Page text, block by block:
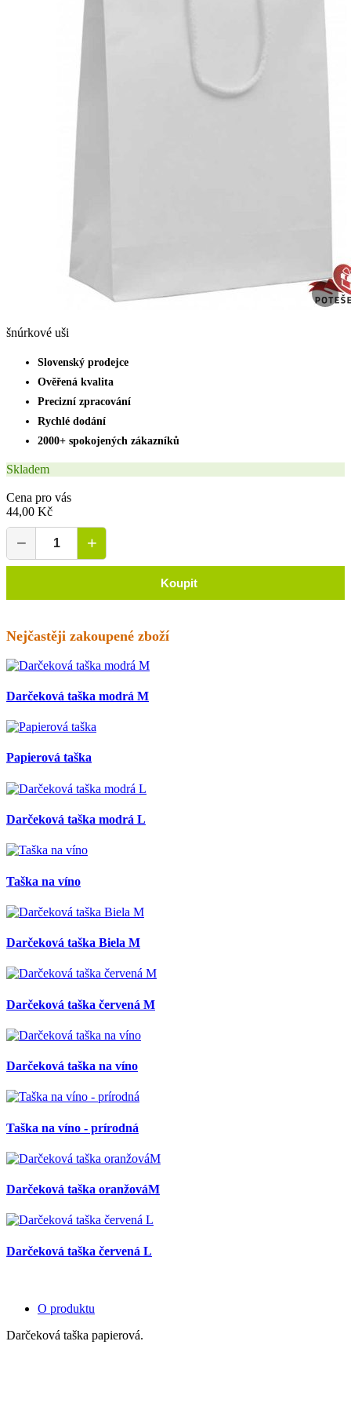
šnúrkové uši
Slovenský prodejce
Ověřená kvalita
Precizní zpracování
Rychlé dodání
2000+ spokojených zákazníků
Skladem
Cena pro vás
44,00 Kč
− +
Koupit
Nejčastěji zakoupené zboží
Darčeková taška modrá M
Papierová taška
Darčeková taška modrá L
Taška na víno
Darčeková taška Biela M
Darčeková taška červená M
Darčeková taška na víno
Taška na víno - prírodná
Darčeková taška oranžováM
Darčeková taška červená L
O produktu
Darčeková taška papierová.